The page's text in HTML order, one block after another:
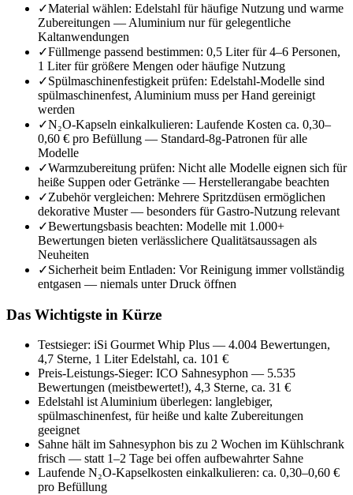
✓Material wählen: Edelstahl für häufige Nutzung und warme
Zubereitungen — Aluminium nur für gelegentliche
Kaltanwendungen
✓Füllmenge passend bestimmen: 0,5 Liter für 4–6 Personen,
1 Liter für größere Mengen oder häufige Nutzung
✓Spülmaschinenfestigkeit prüfen: Edelstahl-Modelle sind
spülmaschinenfest, Aluminium muss per Hand gereinigt
werden
✓N₂O-Kapseln einkalkulieren: Laufende Kosten ca. 0,30–
0,60 € pro Befüllung — Standard-8g-Patronen für alle
Modelle
✓Warmzubereitung prüfen: Nicht alle Modelle eignen sich für
heiße Suppen oder Getränke — Herstellerangabe beachten
✓Zubehör vergleichen: Mehrere Spritzdüsen ermöglichen
dekorative Muster — besonders für Gastro-Nutzung relevant
✓Bewertungsbasis beachten: Modelle mit 1.000+
Bewertungen bieten verlässlichere Qualitätsaussagen als
Neuheiten
✓Sicherheit beim Entladen: Vor Reinigung immer vollständig
entgasen — niemals unter Druck öffnen
Das Wichtigste in Kürze
Testsieger: iSi Gourmet Whip Plus — 4.004 Bewertungen,
4,7 Sterne, 1 Liter Edelstahl, ca. 101 €
Preis-Leistungs-Sieger: ICO Sahnesyphon — 5.535
Bewertungen (meistbewertet!), 4,3 Sterne, ca. 31 €
Edelstahl ist Aluminium überlegen: langlebiger,
spülmaschinenfest, für heiße und kalte Zubereitungen
geeignet
Sahne hält im Sahnesyphon bis zu 2 Wochen im Kühlschrank
frisch — statt 1–2 Tage bei offen aufbewahrter Sahne
Laufende N₂O-Kapselkosten einkalkulieren: ca. 0,30–0,60 €
pro Befüllung